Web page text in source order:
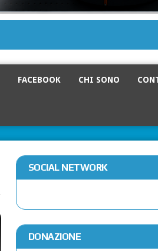
FACEBOOK CHI SONO
SOCIAL NETWORK
DONAZIONE